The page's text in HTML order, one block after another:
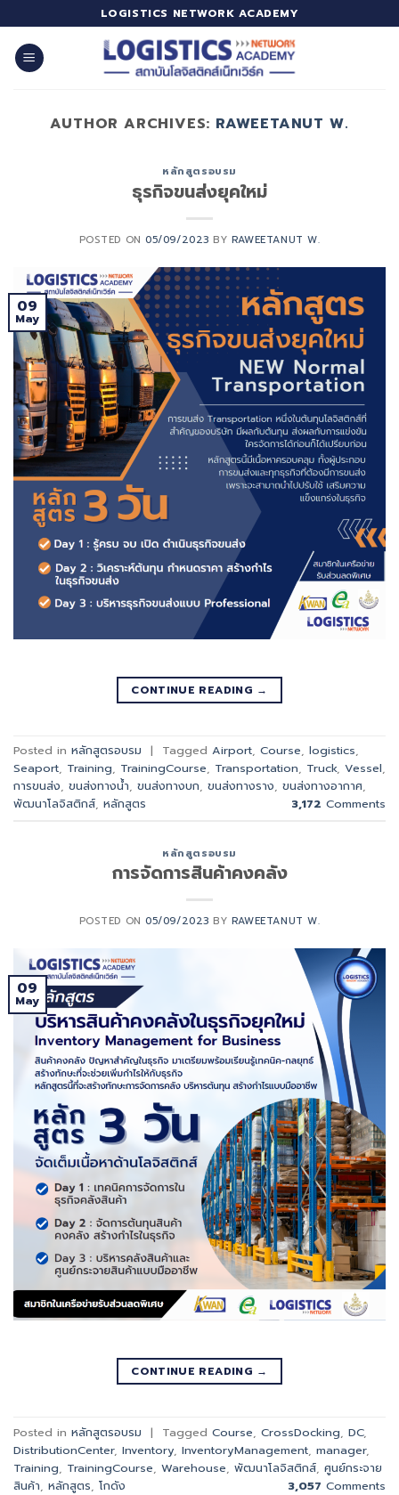
to
content
LOGISTICS NETWORK ACADEMY
AUTHOR ARCHIVES: RAWEETANUT W.
หลักสูตรอบรม
ธุรกิจขนส่งยุคใหม่
POSTED ON05/09/2023 BYRAWEETANUT W.
09
May
CONTINUE READING →
Posted in หลักสูตรอบรม | Tagged Airport, Course, logistics,
Seaport, Training, TrainingCourse, Transportation, Truck, Vessel,
การขนส่ง, ขนส่งทางน้ำ, ขนส่งทางบก, ขนส่งทางราง, ขนส่งทางอากาศ,
พัฒนาโลจิสติกส์, หลักสูตร 3,172 Comments
หลักสูตรอบรม
การจัดการสินค้าคงคลัง
POSTED ON05/09/2023 BYRAWEETANUT W.
09
May
CONTINUE READING →
Posted in หลักสูตรอบรม | Tagged Course CrossDocking DC,
DistributionCenter, Inventory InventoryManagement manager,
Training TrainingCourse Warehouse พัฒนาโลจิสติกส์ ศูนย์กระจาย
สินค้า หลักสูตร โกดัง 3,057 Comments